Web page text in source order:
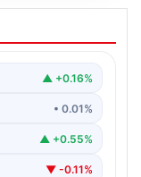
Üçlü
▲ +0.16%
• 0.01%
▲ +0.55%
▼ -0.11%